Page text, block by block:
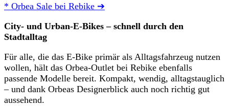
* Orbea Sale bei Rebike ➔
City- und Urban-E-Bikes – schnell durch den
Stadtalltag
Für alle, die das E-Bike primär als Alltagsfahrzeug nutzen
wollen, hält das Orbea-Outlet bei Rebike ebenfalls
passende Modelle bereit. Kompakt, wendig, alltagstauglich
– und dank Orbeas Designerblick auch noch richtig gut
aussehend.